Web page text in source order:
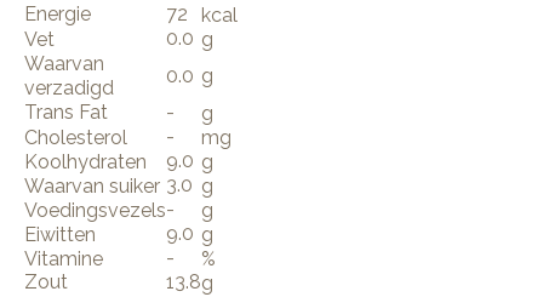
Energie 72
kcal
Vet
0.0 g
Waarvan
verzadigd
0.0 g
Trans Fat
-
g
Cholesterol
-
mg
Koolhydraten
9.0 g
Waarvan suiker 3.0 g
Voedingsvezels-
g
Eiwitten
9.0 g
Vitamine
-
%
Zout
13.8g